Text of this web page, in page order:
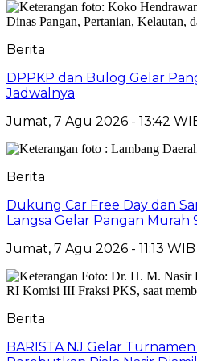
Berita
DPPKP dan Bulog Gelar
Jadwalnya
Jumat, 7 Agu 2026 - 13:42
Berita
Dukung Car Free Day dan
Langsa Gelar Pangan Murah
Jumat, 7 Agu 2026 - 11:13 WIB
Berita
BARISTA NJ Gelar